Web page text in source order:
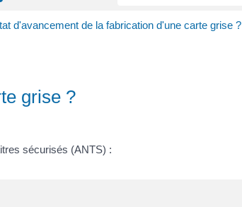
d'avancement de la fabrication d'une carte grise ?
grise ?
sécurisés (ANTS) :